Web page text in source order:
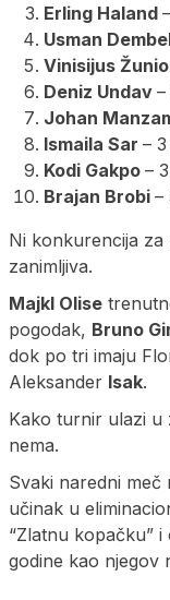
Erling Haland
Usman
Vinisijus
Deniz Undav
Johan
Ismaila Sar –
Kodi Gakpo –
Brajan Brobi –
Ni konkurencija za
zanimljiva.
Majkl Olise
pogodak, Bruno
dok po tri imaju
Aleksander Isak.
Kako turnir ulazi u
nema.
Svaki naredni
učinak u
“Zlatnu kopačku”
godine kao njegov